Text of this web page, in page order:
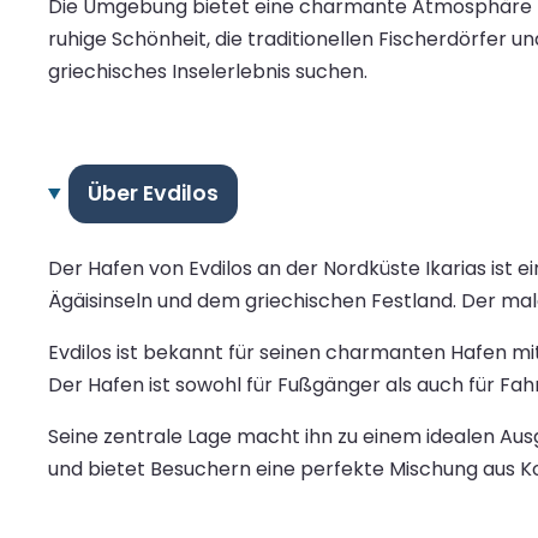
Die Umgebung bietet eine charmante
ruhige Schönheit, die traditionellen Fischerdörfer
griechisches Inselerlebnis suchen.
Über Evdilos
Der Hafen von Evdilos an der Nordküste Ikarias ist
Ägäisinseln und dem griechischen Festland. Der
Evdilos ist bekannt für seinen charmanten Hafen
Der Hafen ist sowohl für Fußgänger als auch für
Seine zentrale Lage macht ihn zu einem idealen
und bietet Besuchern eine perfekte Mischung aus